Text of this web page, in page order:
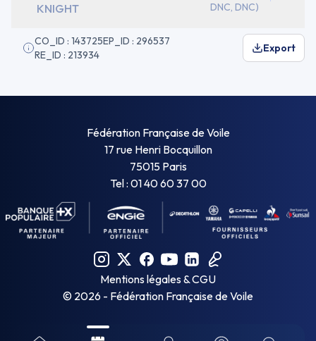
KNIGHT
DNC, DNC)
CO_ID : 143725EP_ID : 296537
RE_ID : 213934
Export
Fédération Française de Voile
17 rue Henri Bocquillon
75015 Paris
Tel : 01 40 60 37 00
Mentions légales & CGU
© 2026 - Fédération Française de Voile